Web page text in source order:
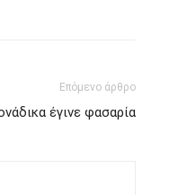
Επόμενο άρθρο
έγινε φασαρία